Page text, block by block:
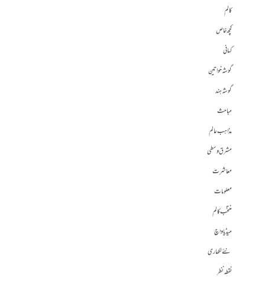
کالم
کچھ خاص
کہانی
گوشہ خواتین
گوشہ ہند
مباحث
مذاہب عالم
مشرق وسطی
معاشرت
معلومات
منتخب کالم
میڈیا واچ
نئے لکھاری
نقطہ نظر